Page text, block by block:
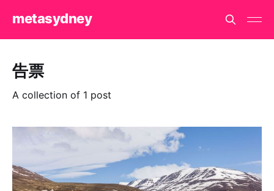
metasydney
告票
A collection of 1 post